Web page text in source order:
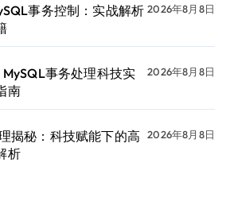
事务控制：实战解析 2026年8月8日
事务处理科技实
南
2026年8月8日
揭秘：科技赋能下的高
析
2026年8月8日